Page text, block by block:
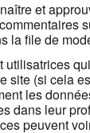
et
la file de
utilisatrices qui
site (si cela
les
dans leur
peuvent